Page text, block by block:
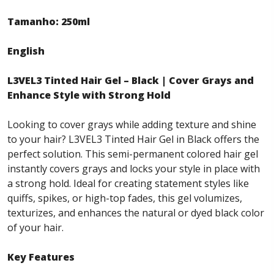
Tamanho: 250ml
English
L3VEL3 Tinted Hair Gel – Black | Cover Grays and
Enhance Style with Strong Hold
Looking to cover grays while adding texture and shine
to your hair? L3VEL3 Tinted Hair Gel in Black offers the
perfect solution. This semi-permanent colored hair gel
instantly covers grays and locks your style in place with
a strong hold. Ideal for creating statement styles like
quiffs, spikes, or high-top fades, this gel volumizes,
texturizes, and enhances the natural or dyed black color
of your hair.
Key Features